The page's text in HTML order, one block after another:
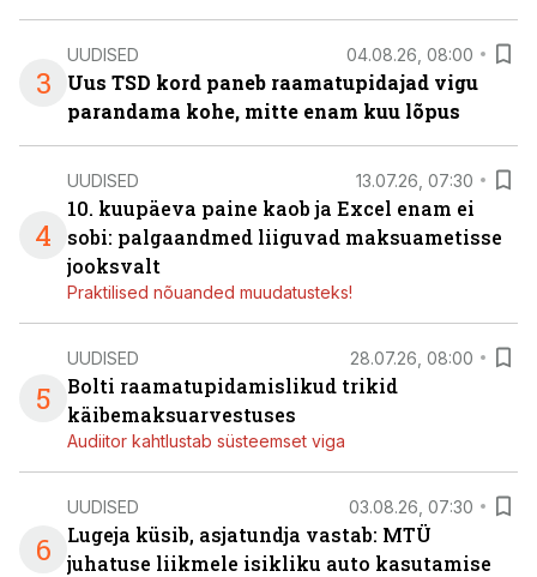
3
UUDISED 04.08.26, 08:00
Uus TSD kord paneb raamatupidajad vigu
parandama kohe, mitte enam kuu lõpus
4
UUDISED 13.07.26, 07:30
10. kuupäeva paine kaob ja Excel enam ei
sobi: palgaandmed liiguvad maksuametisse
jooksvalt
Praktilised nõuanded muudatusteks!
5
UUDISED 28.07.26, 08:00
Bolti raamatupidamislikud trikid
käibemaksuarvestuses
Audiitor kahtlustab süsteemset viga
6
UUDISED 03.08.26, 07:30
Lugeja küsib, asjatundja vastab: MTÜ
juhatuse liikmele isikliku auto kasutamise